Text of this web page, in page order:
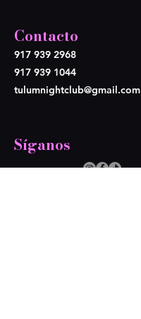
Contacto
917 939 2968
917 939 1044
tulumnightclub@gmail.com
Síganos